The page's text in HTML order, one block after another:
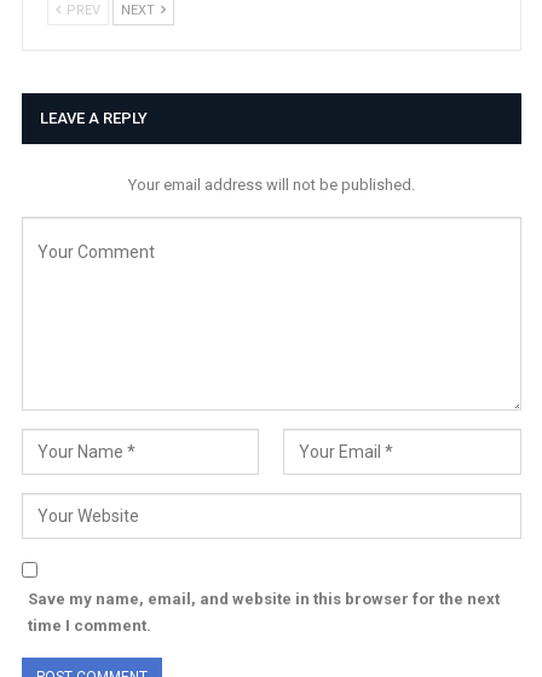
PREV NEXT
LEAVE A REPLY
Your email address will not be published.
Save my name, email, and website in this browser for the next
time I comment.